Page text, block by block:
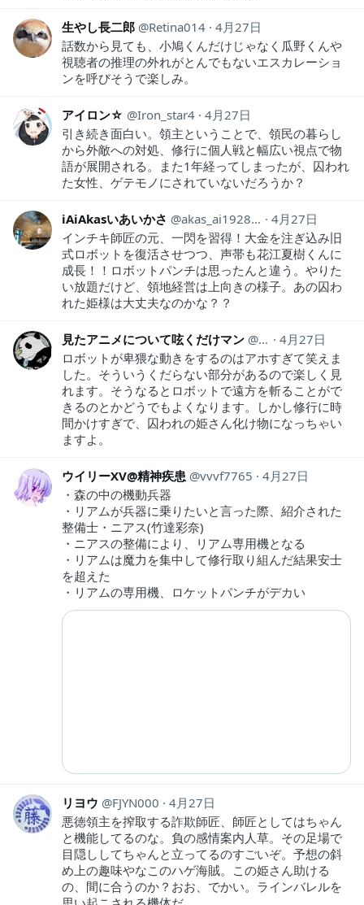
生やし長二郎 Retina014 4月27日
話数から見ても、小鳩くんだけじゃなく瓜野くんや
視聴者の推理の外れがとんでもないエスカレーショ
ンを呼びそうで楽しみ。
アイロン☆ Iron_star4 4月27日
引き続き面白い。領主ということで、領民の暮らし
から外敵への対処、修行に個人戦と幅広い視点で物
語が展開される。また1年経ってしまったが、囚われ
た女性、ゲテモノにされていないだろうか？
iAiAkasいあいかさ akas_ai19281118
4月27日
インチキ師匠の元、一閃を習得！大金を注ぎ込み旧
式ロボットを復活させつつ、声帯も花江夏樹くんに
成長！！ロボットパンチは思ったんと違う。やりた
い放題だけど、領地経営は上向きの様子。あの囚わ
れた姫様は大丈夫なのかな？？
見たアニメについて呟くだけマン animeozy
4月27日
ロボットが卑猥な動きをするのはアホすぎて笑えま
した。そういうくだらない部分があるので楽しく見
れます。そうなるとロボットで遠方を斬ることがで
きるのとかどうでもよくなります。しかし修行に時
間かけすぎで、囚われの姫さん化け物になっちゃい
ますよ。
ウイリーXV@精神疾患 vvvf7765
4月27日
・森の中の機動兵器
・リアムが兵器に乗りたいと言った際、紹介された
整備士・ニアス(竹達彩奈)
・ニアスの整備により、リアム専用機となる
・リアムは魔力を集中して修行取り組んだ結果安士
を超えた
・リアムの専用機、ロケットパンチがデカい
リヨウ FJYN000
4月27日
悪徳領主を搾取する詐欺師匠、師匠としてはちゃん
と機能してるのな。負の感情案内人草。その足場で
目隠ししてちゃんと立ってるのすごいぞ。予想の斜
め上の趣味やなこのハゲ海賊。この姫さん助ける
の、間に合うのか？おお、でかい。ラインバレルを